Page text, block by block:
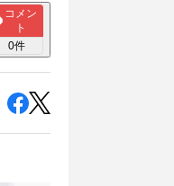
コメン
ト
0件